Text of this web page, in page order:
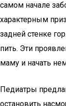
самом начале
характерным
задней стенке
пить. Эти
маму и начать
Педиатры
остановить